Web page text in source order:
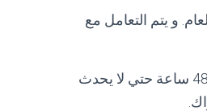
للمدير العام. و يتم التعامل مع
تنبيه هام يرجي عند إبلاغك للشكوي عدم تكرار الشكوي في خلال مده الحل و هي 48 ساعة حتي لا يحدث